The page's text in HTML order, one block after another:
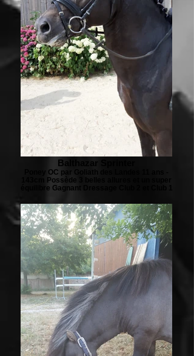
Balthazar Sprinter
Poney OC par Goliath des Landes 11 ans -
143cm Possède 3 belles allures et un super
équilibre Gagnant Dressage Club 2 et Club 1